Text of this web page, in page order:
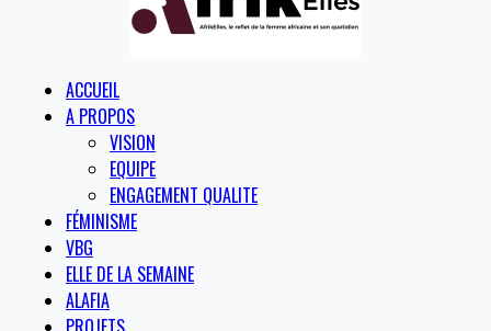
ACCUEIL
A PROPOS
VISION
EQUIPE
ENGAGEMENT QUALITE
FÉMINISME
VBG
ELLE DE LA SEMAINE
ALAFIA